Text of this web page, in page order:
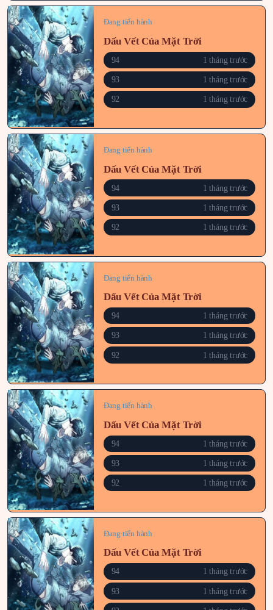
Đang tiến hành
Dấu Vết Của Mặt Trời
94 1 tháng trước
93 1 tháng trước
92 1 tháng trước
Đang tiến hành
Dấu Vết Của Mặt Trời
94 1 tháng trước
93 1 tháng trước
92 1 tháng trước
Đang tiến hành
Dấu Vết Của Mặt Trời
94 1 tháng trước
93 1 tháng trước
92 1 tháng trước
Đang tiến hành
Dấu Vết Của Mặt Trời
94 1 tháng trước
93 1 tháng trước
92 1 tháng trước
Đang tiến hành
Dấu Vết Của Mặt Trời
94 1 tháng trước
93 1 tháng trước